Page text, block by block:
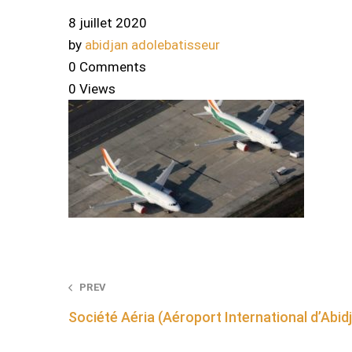
8 juillet 2020
by abidjan adolebatisseur
0 Comments
0 Views
Post
navigation
PREV
Société Aéria (Aéroport International